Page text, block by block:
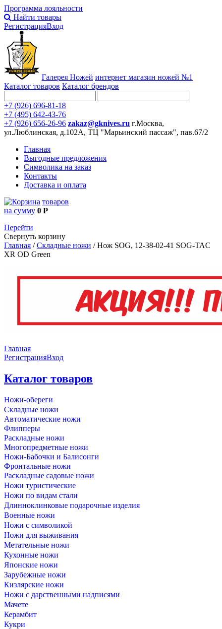
Программа лояльности
Найти товары
РегистрацияВход
Галерея Ножей интернет магазин ножей №1
Каталог товаров Каталог брендов
+7 (926) 696-81-18
+7 (495) 642-43-76
+7 (926) 656-26-96 zakaz@gknives.ru г.Москва,
ул.Люблинская, д.102А, ТЦ "Марьинский пассаж", пав.67/2
Главная
Выгодные предложения
Символика на заказ
Контакты
Доставка и оплата
товаров
на сумму 0 Р
Перейти
Свернуть корзину
Главная /Складные ножи /Нож SOG, 12-38-02-41 SOG-TAC
XR OD Green
Главная
РегистрацияВход
Каталог товаров
Ножи-обереги
Складные ножи
Автоматические ножи
Флипперы
Раскладные ножи
Многопредметные ножи
Ножи-Бабочки и Балисонги
Фронтальные ножи
Раскладные садовые ножи
Ножи туристические
Ножи по видам стали
Длинноклинковые подарочные изделия
Военные ножи
Ножи с символикой
Ножи для выживания
Метательные ножи
Кухонные ножи
Японские ножи
Зарубежные ножи
Кизлярские ножи
Ножи с дарственными надписями
Мачете
Керамбит
Кукри